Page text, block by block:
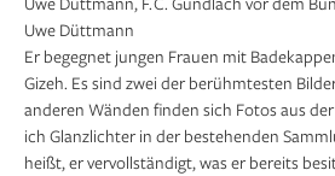
Uwe Düttmann
Er begegnet jungen Frauen mit
Gizeh. Es sind zwei der berühmtesten
anderen Wänden finden sich Fotos aus
ich Glanzlichter in der bestehenden
heißt, er vervollständigt, was er bereits